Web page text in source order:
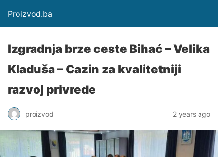
Proizvod.ba
Izgradnja brze ceste Bihać – Velika
Kladuša – Cazin za kvalitetniji
razvoj privrede
proizvod 2 years ago